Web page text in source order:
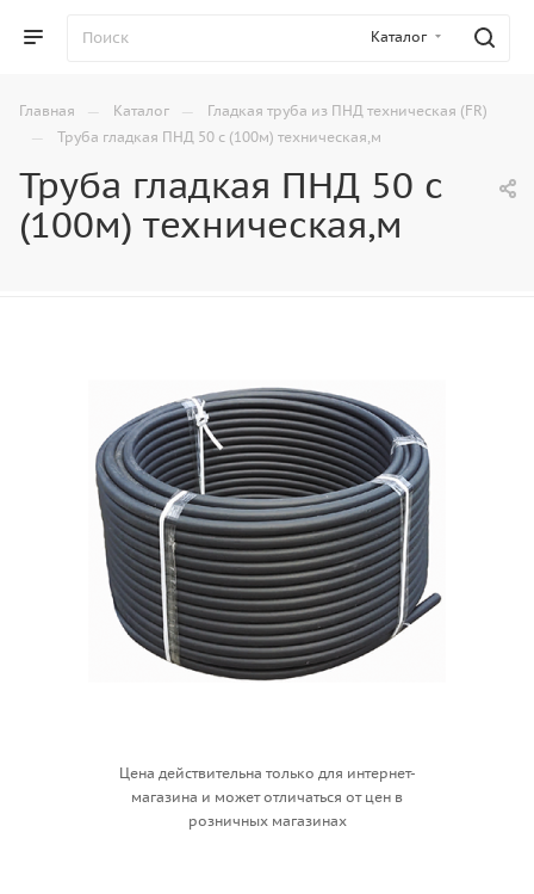
Каталог
Главная — Каталог — Гладкая труба из ПНД техническая (FR)
— Труба гладкая ПНД 50 с (100м) техническая,м
Труба гладкая ПНД 50 с
(100м) техническая,м
Цена действительна только для интернет-
магазина и может отличаться от цен в
розничных магазинах